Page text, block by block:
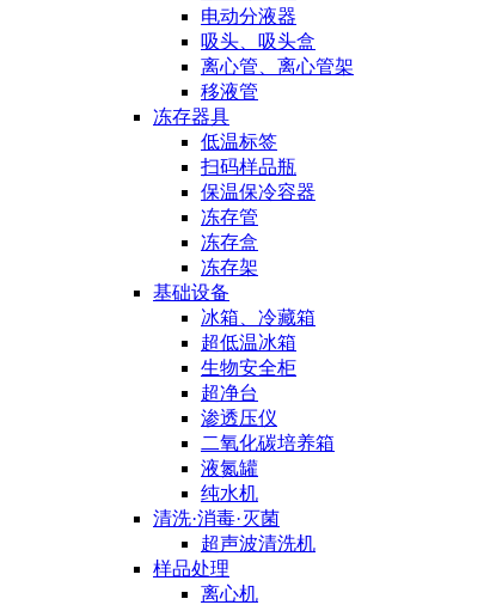
电动分液器
吸头、吸头盒
离心管、离心管架
移液管
冻存器具
低温标签
扫码样品瓶
保温保冷容器
冻存管
冻存盒
冻存架
基础设备
冰箱、冷藏箱
超低温冰箱
生物安全柜
超净台
渗透压仪
二氧化碳培养箱
液氮罐
纯水机
清洗·消毒·灭菌
超声波清洗机
样品处理
离心机